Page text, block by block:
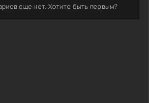
еще нет. Хотите быть первым?